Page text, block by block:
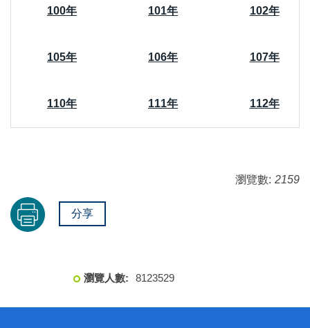
100年 101年 102年
105年 106年 107年
110年 111年 112年
瀏覽數: 2159
分享
8123529